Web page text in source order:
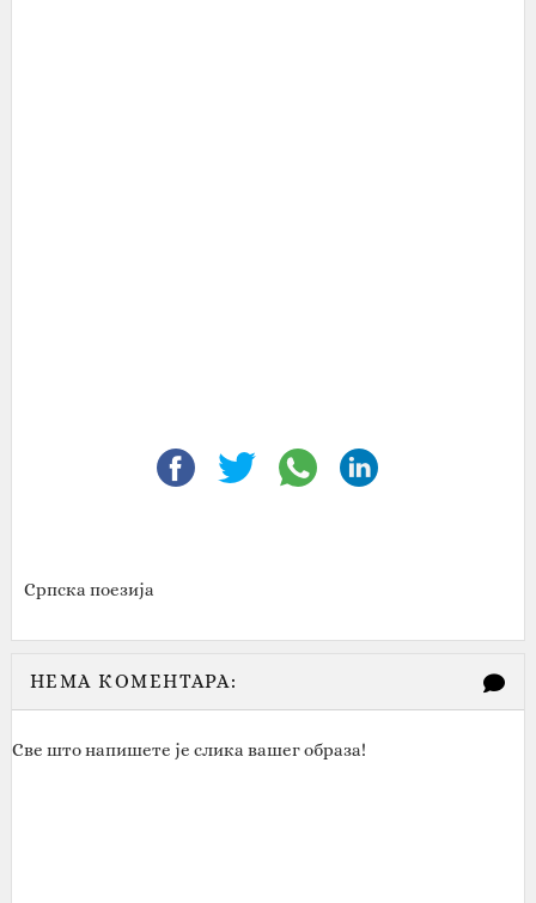
Српска поезија
НЕМА КОМЕНТАРА:
Све што напишете је слика вашег образа!